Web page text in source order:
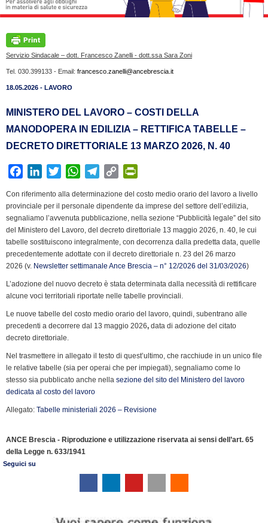
Servizio Sindacale – dott. Francesco Zanelli - dott.ssa Sara Zoni
Tel. 030.399133 - Email: francesco.zanelli@ancebrescia.it
18.05.2026 - LAVORO
MINISTERO DEL LAVORO – COSTI DELLA
MANODOPERA IN EDILIZIA – RETTIFICA TABELLE –
DECRETO DIRETTORIALE 13 MARZO 2026, N. 40
c
e
b
o
o
k
n
k
e
d
I
n
i
t
t
e
r
W
a
t
s
A
p
p
l
e
g
r
a
m
C
p
y
L
i
n
k
i
n
t
F
r
i
e
n
d
l
Con riferimento alla determinazione del costo medio orario del lavoro a livello
provinciale per il personale dipendente da imprese del settore dell’edilizia,
segnaliamo l’avvenuta pubblicazione, nella sezione “Pubblicità legale” del sito
del Ministero del Lavoro, del decreto direttoriale 13 maggio 2026, n. 40, le cui
tabelle sostituiscono integralmente, con decorrenza dalla predetta data, quelle
precedentemente adottate con il decreto direttoriale n. 23 del 26 marzo
2026 (v. Newsletter settimanale Ance Brescia – n° 12/2026 del 31/03/2026)
L’adozione del nuovo decreto è stata determinata dalla necessità di rettificare
alcune voci territoriali riportate nelle tabelle provinciali.
Le nuove tabelle del costo medio orario del lavoro, quindi, subentrano alle
precedenti a decorrere dal 13 maggio 2026, data di adozione del citato
decreto direttoriale.
Nel trasmettere in allegato il testo di quest’ultimo, che racchiude in un unico file
le relative tabelle (sia per operai che per impiegati), segnaliamo come lo
stesso sia pubblicato anche nella sezione del sito del Ministero del lavoro
dedicata al costo del lavoro
Allegato: Tabelle ministeriali 2026 – Revisione
ANCE Brescia - Riproduzione e utilizzazione riservata ai sensi dell’art. 65
della Legge n. 633/1941
Seguici su